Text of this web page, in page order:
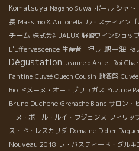
Komatsuya Nagano Suwa ポール シャト
長 Massimo & Antonella ル・スティアン
チーム 株式会社JALUX 野崎ワインショッ
L'Effervescence 生産者一押し 地中海
Dégustation Jeanne d'Arc et Roi
Fantine Cuveé Ouech Cousin 地酒祭
Bio ドメーヌ・オー・ブリュガス Yuzu de
Bruno Duchene Grenache Blanc サロン・
ーヌ・ポール・ルイ・ウジェンヌ フィリッ
ス・ド・レスカリダ Domaine Didier
Nouveau 2018 レ・バスティード・ダルキ